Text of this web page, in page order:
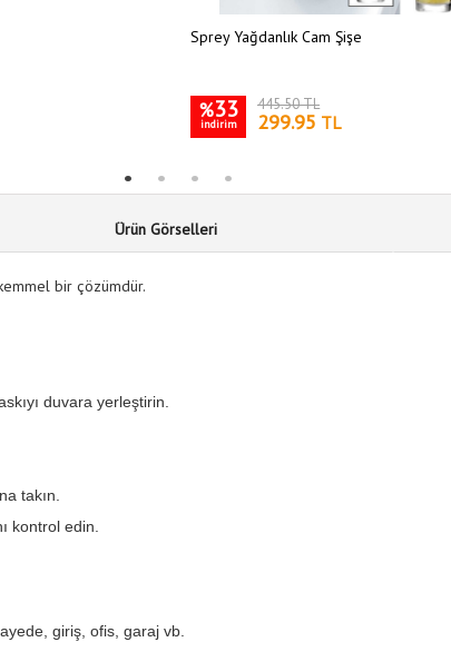
Sprey Yağdanlık Cam Şişe
%33
indirim
445.50 TL
299.95 TL
Ürün Görselleri
bir çözümdür.
duvara yerleştirin.
takın.
kontrol edin.
giriş, ofis, garaj vb.